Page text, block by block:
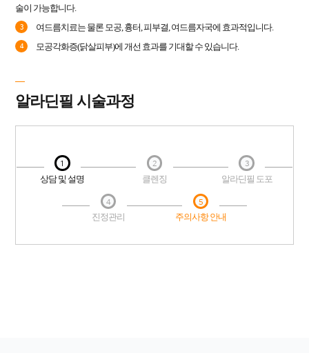
술이 가능합니다.
3 여드름치료는 물론 모공, 흉터, 피부결, 여드름자국에 효과적입니다.
4 모공각화증(닭살피부)에 개선 효과를 기대할 수 있습니다.
알라딘필 시술과정
1
상담 및 설명
2
클렌징
3
알라딘필 도포
4
진정관리
5
주의사항 안내